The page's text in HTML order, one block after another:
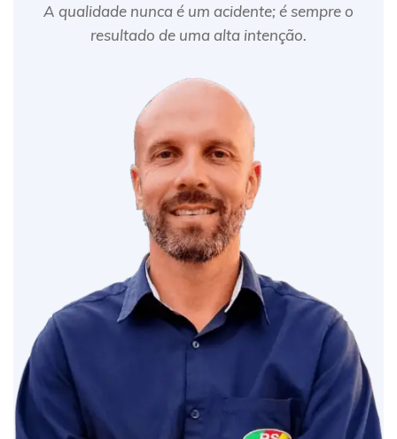
A qualidade nunca é um acidente; é sempre o
resultado de uma alta intenção.